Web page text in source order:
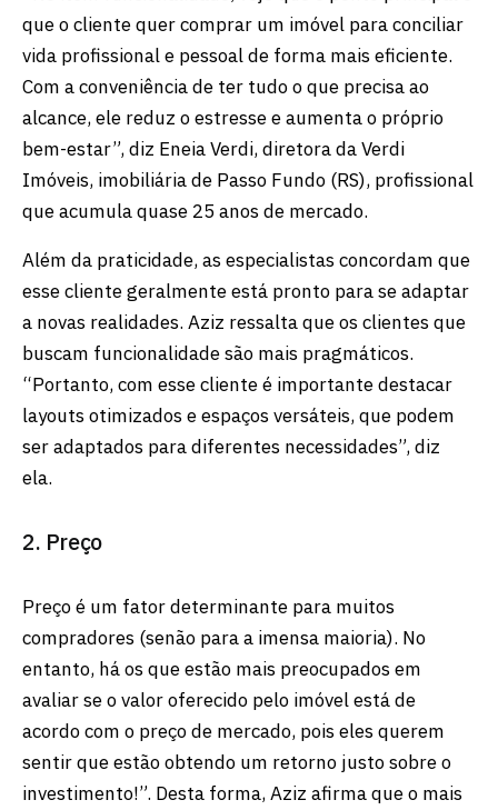
que o cliente quer comprar um imóvel para conciliar
vida profissional e pessoal de forma mais eficiente.
Com a conveniência de ter tudo o que precisa ao
alcance, ele reduz o estresse e aumenta o próprio
bem-estar”, diz Eneia Verdi, diretora da Verdi
Imóveis, imobiliária de Passo Fundo (RS), profissional
que acumula quase 25 anos de mercado.
Além da praticidade, as especialistas concordam que
esse cliente geralmente está pronto para se adaptar
a novas realidades. Aziz ressalta que os clientes que
buscam funcionalidade são mais pragmáticos.
“Portanto, com esse cliente é importante destacar
layouts otimizados e espaços versáteis, que podem
ser adaptados para diferentes necessidades”, diz
ela.
2. Preço
Preço é um fator determinante para muitos
compradores (senão para a imensa maioria). No
entanto, há os que estão mais preocupados em
avaliar se o valor oferecido pelo imóvel está de
acordo com o preço de mercado, pois eles querem
sentir que estão obtendo um retorno justo sobre o
investimento!”. Desta forma, Aziz afirma que o mais